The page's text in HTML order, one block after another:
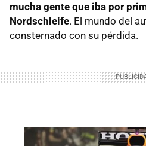
mucha gente que iba por
Nordschleife. El mundo del
consternado con su pérdida.